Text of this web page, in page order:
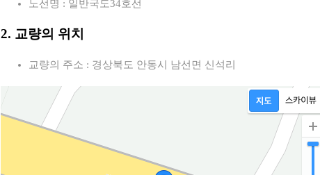
노선명 : 일반국도34호선
2. 교량의 위치
교량의 주소 : 경상북도 안동시 남선면 신석리